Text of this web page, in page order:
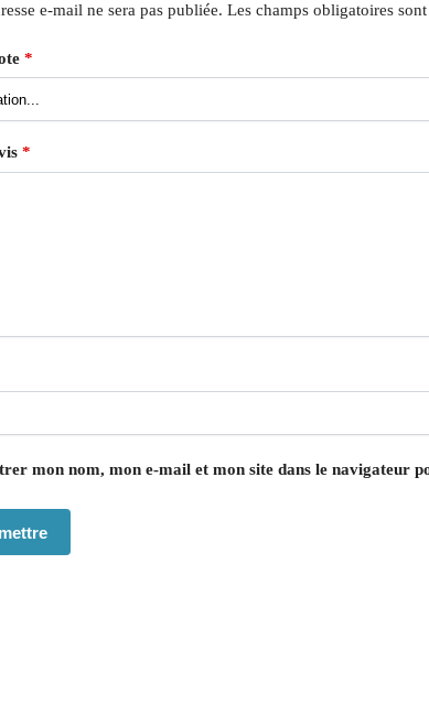
e-mail ne sera pas publiée. Les champs obligatoires
*
*
mon nom, mon e-mail et mon site dans le navigateur